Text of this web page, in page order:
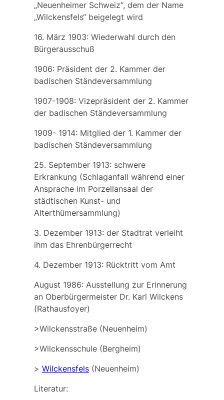
„Neuenheimer Schweiz“, dem der Name
„Wilckensfels“ beigelegt wird
16. März 1903: Wiederwahl durch den
Bürgerausschuß
1906: Präsident der 2. Kammer der
badischen Ständeversammlung
1907-1908: Vizepräsident der 2. Kammer
der badischen Ständeversammlung
1909- 1914: Mitglied der 1. Kammer der
badischen Ständeversammlung
25. September 1913: schwere
Erkrankung (Schlaganfall während einer
Ansprache im Porzellansaal der
städtischen Kunst- und
Alterthümersammlung)
3. Dezember 1913: der Stadtrat verleiht
ihm das Ehrenbürgerrecht
4. Dezember 1913: Rücktritt vom Amt
August 1986: Ausstellung zur Erinnerung
an Oberbürgermeister Dr. Karl Wilckens
(Rathausfoyer)
>Wilckensstraße (Neuenheim)
>Wilckensschule (Bergheim)
> Wilckensfels(Neuenheim)
Literatur: